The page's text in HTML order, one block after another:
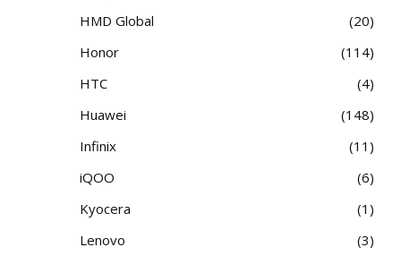
HMD Global
20
Honor
114
HTC
4
Huawei
148
Infinix
11
iQOO
6
Kyocera
1
Lenovo
3